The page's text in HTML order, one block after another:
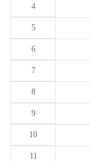
4
5
6
7
8
9
10
11